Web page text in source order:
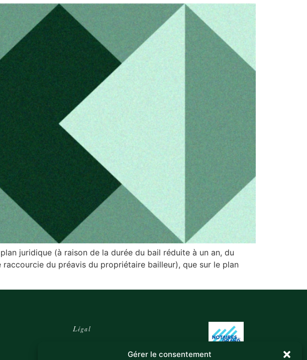
Gérer le consentement
juridique (à raison de la durée du bail réduite à un an, du
du préavis du propriétaire bailleur), que sur le plan
Légal